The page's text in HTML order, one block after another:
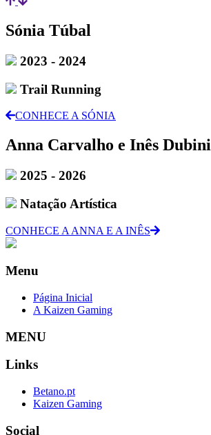
Sónia Túbal
2023 - 2024
Trail Running
CONHECE A SÓNIA
Anna Carvalho e Inês Dubini
2025 - 2026
Natação Artística
CONHECE A ANNA E A INÊS
Menu
Página Inicial
A Kaizen Gaming
MENU
Links
Betano.pt
Kaizen Gaming
Social